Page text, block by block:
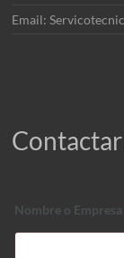
Email:
Nombre o Empresa